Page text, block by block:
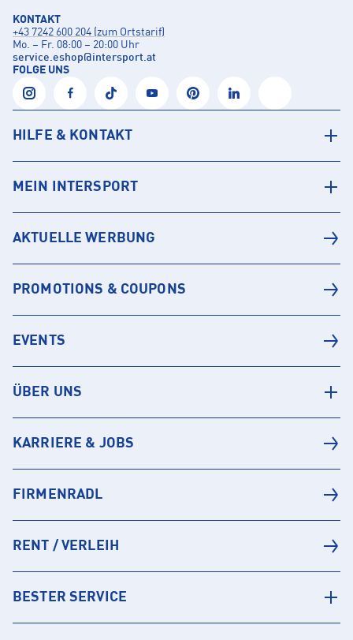
KONTAKT
+43 7242 600 204 (zum Ortstarif)
Mo. – Fr. 08:00 – 20:00 Uhr
service.eshop@intersport.at
FOLGE UNS
HILFE & KONTAKT
MEIN INTERSPORT
AKTUELLE WERBUNG
PROMOTIONS & COUPONS
EVENTS
ÜBER UNS
KARRIERE & JOBS
FIRMENRADL
RENT / VERLEIH
BESTER SERVICE